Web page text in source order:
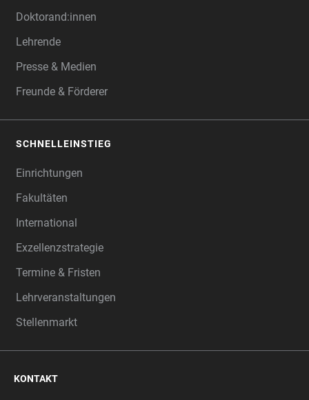
Doktorand:innen
Lehrende
Presse & Medien
Freunde & Förderer
SCHNELLEINSTIEG
Einrichtungen
Fakultäten
International
Exzellenzstrategie
Termine & Fristen
Lehrveranstaltungen
Stellenmarkt
KONTAKT